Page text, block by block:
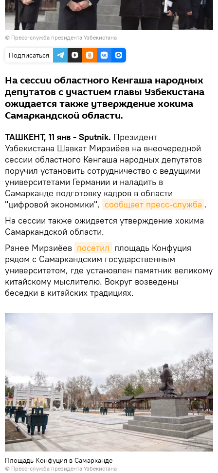
© Пресс-служба президента Узбекистана
Подписаться
На сессии областного Кенгаша народных
депутатов с участием главы Узбекистана
ожидается также утверждение хокима
Самаркандской области.
ТАШКЕНТ, 11 янв - Sputnik. Президент
Узбекистана Шавкат Мирзиёев на внеочередной
сессии областного Кенгаша народных депутатов
поручил установить сотрудничество с ведущими
университетами Германии и наладить в
Самарканде подготовку кадров в области
"цифровой экономики", сообщает пресс-служба .
На сессии также ожидается утверждение хокима
Самаркандской области.
Ранее Мирзиёев посетил площадь Конфуция
рядом с Самаркандским государственным
университетом, где установлен памятник великому
китайскому мыслителю. Вокруг возведены
беседки в китайских традициях.
Площадь Конфуция в Самарканде
© Пресс-служба президента Узбекистана